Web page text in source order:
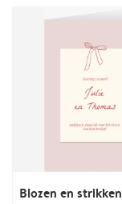
Blozen en strikken